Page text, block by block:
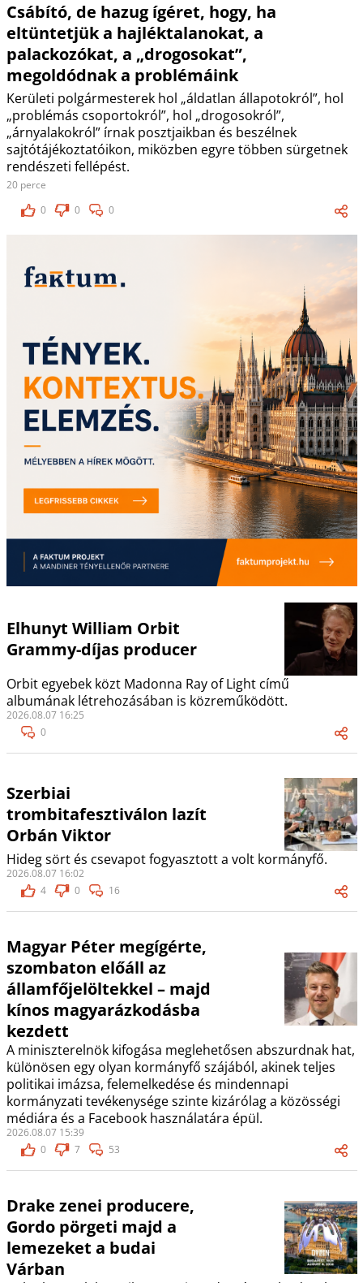
Csábító, de hazug ígéret, hogy, ha
eltüntetjük a hajléktalanokat, a
palackozókat, a „drogosokat”,
megoldódnak a problémáink
Kerületi polgármesterek hol „áldatlan állapotokról”, hol
„problémás csoportokról”, hol „drogosokról”,
„árnyalakokról” írnak posztjaikban és beszélnek
sajtótájékoztatóikon, miközben egyre többen sürgetnek
rendészeti fellépést.
20 perce
0
0 0
Elhunyt William Orbit
Grammy-díjas producer
Orbit egyebek közt Madonna Ray of Light című
albumának létrehozásában is közreműködött.
2026.08.07 16:25
0
Szerbiai
trombitafesztiválon lazít
Orbán Viktor
Hideg sört és csevapot fogyasztott a volt kormányfő.
2026.08.07 16:02
4
0 16
Magyar Péter megígérte,
szombaton előáll az
államfőjelöltekkel – majd
kínos magyarázkodásba
kezdett
A miniszterelnök kifogása meglehetősen abszurdnak hat,
különösen egy olyan kormányfő szájából, akinek teljes
politikai imázsa, felemelkedése és mindennapi
kormányzati tevékenysége szinte kizárólag a közösségi
médiára és a Facebook használatára épül.
2026.08.07 15:39
0
7 53
Drake zenei producere,
Gordo pörgeti majd a
lemezeket a budai
Várban